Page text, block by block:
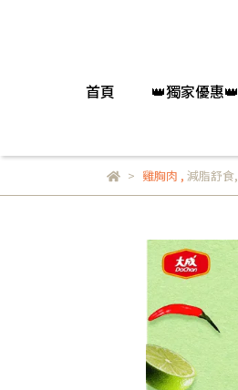
首頁 👑獨家優惠👑
雞胸肉 , 減脂舒食,